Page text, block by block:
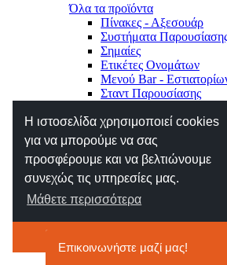
Η ιστοσελίδα χρησιμοποιεί cookies
για να μπορούμε να σας
προσφέρουμε και να βελτιώνουμε
συνεχώς τις υπηρεσίες μας.
Μάθετε περισσότερα
Όλα τα προϊόντα
Πίνακες - Αξεσουάρ
Συστήματα
Σημαίες
Ετικέτες Ονομάτων
Μενού Bar -
Σταντ Παρουσίασης
Μηχανές Γραφείου
Όλα τα προϊόντα
Αριθμομηχανές
Ετικετογράφοι -
Μηχανές
Φωτιστικά - Ρολόγια
Συρτάρια - Συρταριέρες
Κλειδοθήκες -